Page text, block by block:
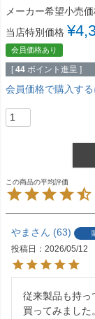
メーカー希望小売
当店特別価格 ¥
会員価格あり
[ 44 ポイント進呈 ]
会員価格で購入する
やま 63
投稿日
2026/05/12
従来製品も持っ
買ってみました。